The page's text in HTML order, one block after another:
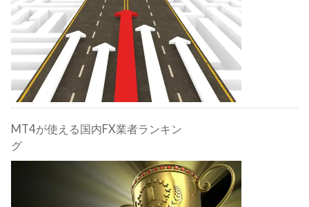
MT4が使える国内FX業者ランキン
グ